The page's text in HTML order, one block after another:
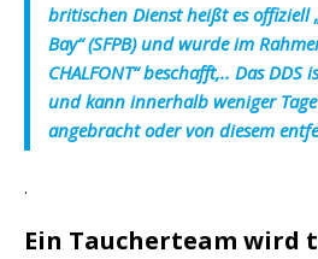
britischen Dienst heißt es offiziell
Bay“ (SFPB) und wurde im
CHALFONT“ beschafft,.. Das
und kann innerhalb weniger
angebracht oder von diesem
.
Ein Taucherteam